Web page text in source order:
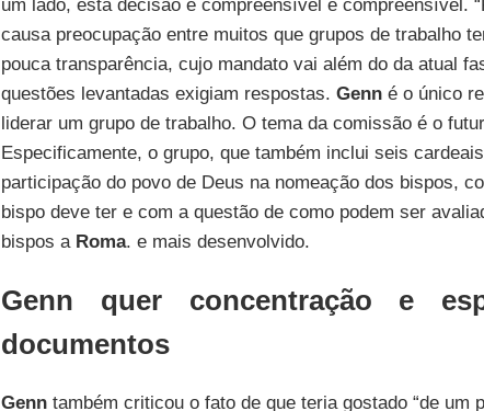
um lado, esta decisão é compreensível e compreensível.
causa preocupação entre muitos que grupos de trabalho
pouca transparência, cujo mandato vai além do da atual
questões levantadas exigiam respostas. Genné o único
liderar um grupo de trabalho. O tema da comissão é o
Especificamente, o grupo, que também inclui seis
participação do povo de Deus na nomeação dos bispos,
bispo deve ter e com a questão de como podem ser
bispos a Roma. e mais desenvolvido.
Genn quer concentração e
documentos
Genntambém criticou o fato de que teria gostado “de um